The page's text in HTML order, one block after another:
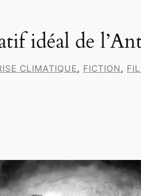
idéal de
CLIMATIQUE, FICTION,